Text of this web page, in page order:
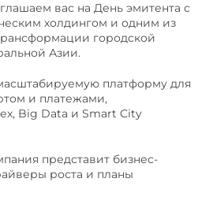
вас на День эмитента с
холдингом и одним из
городской
Азии.
платформу для
и платежами,
Big Data и Smart City
представит бизнес-
роста и планы